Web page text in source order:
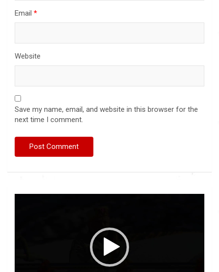
Email *
Website
Save my name, email, and website in this browser for the
next time I comment.